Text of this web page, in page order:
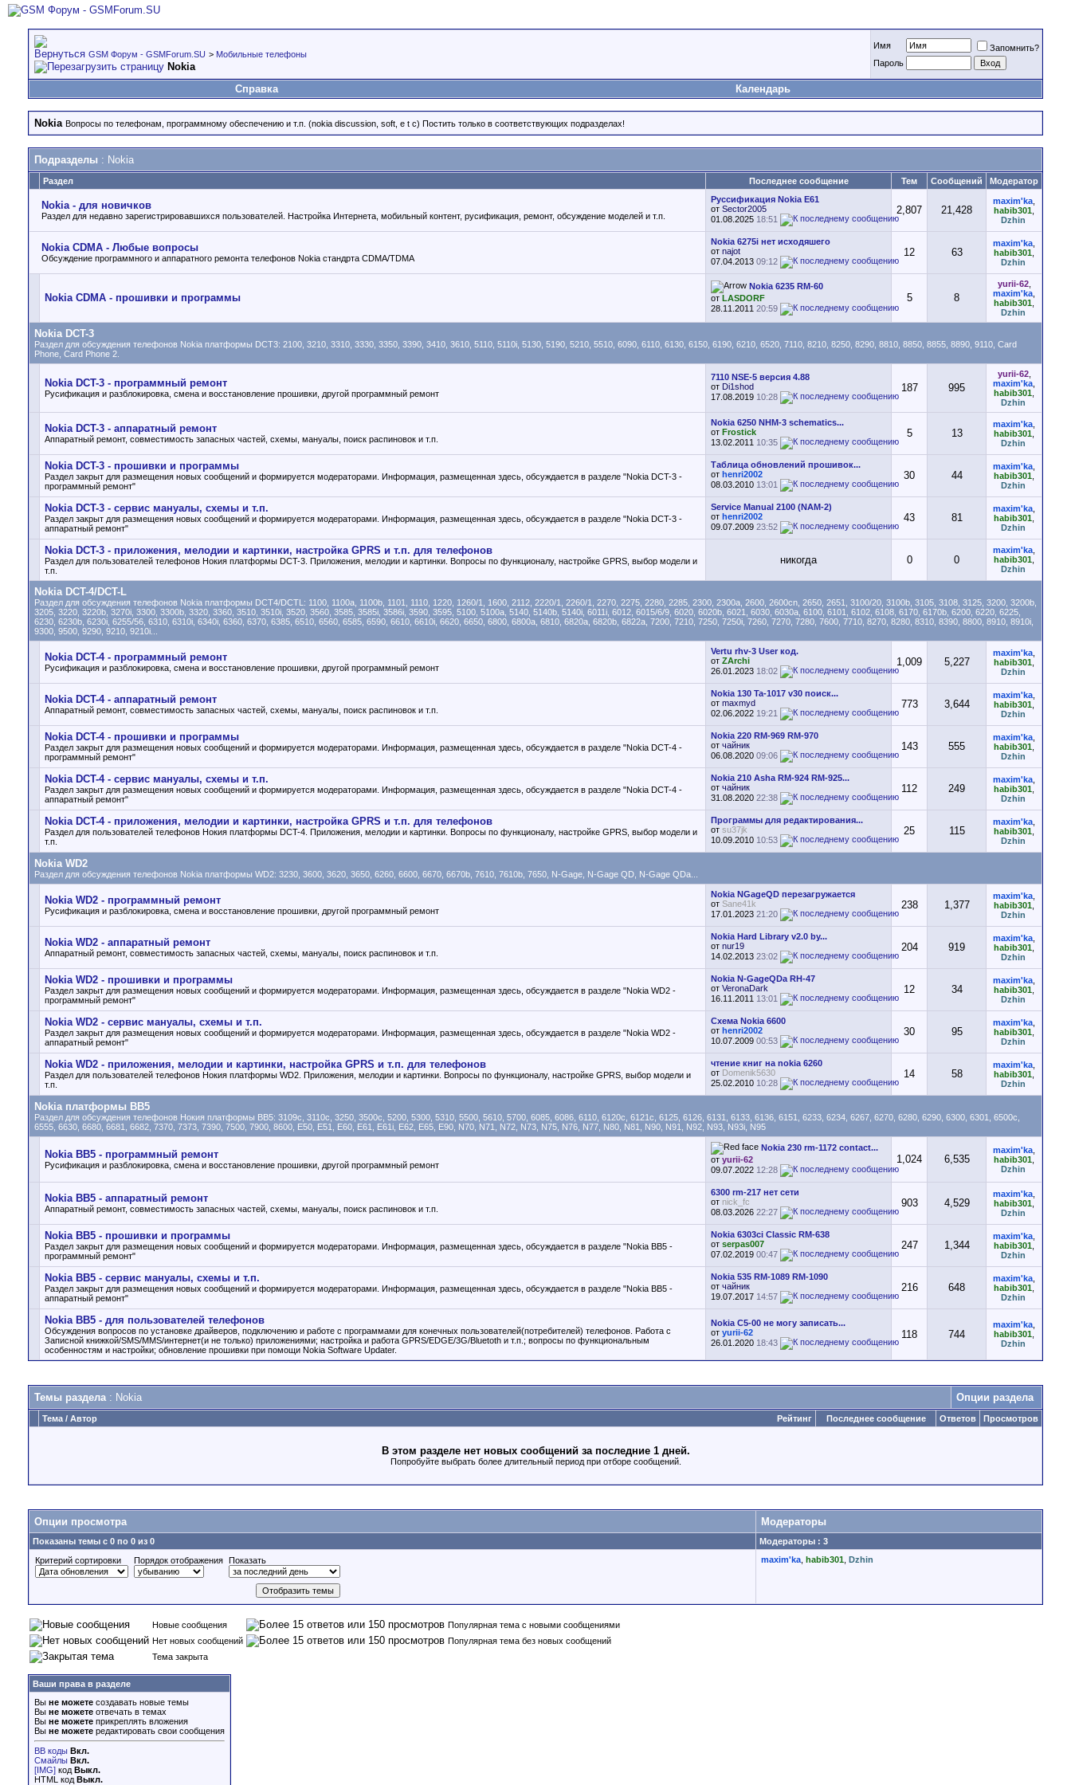
GSM Форум - GSMForum.SU > Мобильные телефоны
Nokia
Имя
Запомнить?
Пароль
Справка Календарь
Nokia Вопросы по телефонам, программному обеспечению и т.п. (nokia discussion, soft, e t c) Постить только в соответствующих подразделах!
Подразделы : Nokia
Раздел Последнее сообщение Тем Сообщений Модератор
Nokia - для новичков
Раздел для недавно зарегистрировавшихся пользователей. Настройка Интернета, мобильный контент, русификация, ремонт, обсуждение моделей и т.п.
Руссификация Nokia E61
от Sector2005
01.08.2025 18:51
2,807 21,428
maxim'ka
habib301
Dzhin
Nokia CDMA - Любые вопросы
Обсуждение программного и аппаратного ремонта телефонов Nokia стандрта CDMA/TDMA
Nokia 6275i нет исходяшего
от najot
07.04.2013 09:12
12 63
maxim'ka
habib301
Dzhin
Nokia CDMA - прошивки и программы
Nokia 6235 RM-60
от LASDORF
28.11.2011 20:59
5 8
yurii-62,
maxim'ka
habib301
Dzhin
Nokia DCT-3
Раздел для обсуждения телефонов Nokia платформы DCT3: 2100, 3210, 3310, 3330, 3350, 3390, 3410, 3610, 5110, 5110i, 5130, 5190, 5210, 5510, 6090, 6110, 6130, 6150, 6190, 6210, 6520, 7110, 8210, 8250, 8290, 8810, 8850, 8855, 8890, 9110, Card
Phone, Card Phone 2.
Nokia DCT-3 - программный ремонт
Русификация и разблокировка, смена и восстановление прошивки, другой программный ремонт
7110 NSE-5 версия 4.88
от Di1shod
17.08.2019 10:28
187 995
yurii-62,
maxim'ka
habib301
Dzhin
Nokia DCT-3 - аппаратный ремонт
Аппаратный ремонт, совместимость запасных частей, схемы, мануалы, поиск распиновок и т.п.
Nokia 6250 NHM-3 schematics...
от Frostick
13.02.2011 10:35
5 13
maxim'ka
habib301
Dzhin
Nokia DCT-3 - прошивки и программы
Раздел закрыт для размещения новых сообщений и формируется модераторами. Информация, размещенная здесь, обсуждается в разделе "Nokia DCT-3 -
программный ремонт"
Таблица обновлений прошивок...
от henri2002
08.03.2010 13:01
30 44
maxim'ka
habib301
Dzhin
Nokia DCT-3 - cервис мануалы, схемы и т.п.
Раздел закрыт для размещения новых сообщений и формируется модераторами. Информация, размещенная здесь, обсуждается в разделе "Nokia DCT-3 -
аппаратный ремонт"
Service Manual 2100 (NAM-2)
от henri2002
09.07.2009 23:52
43 81
maxim'ka
habib301
Dzhin
Nokia DCT-3 - приложения, мелодии и картинки, настройка GPRS и т.п. для телефонов
Раздел для пользователей телефонов Нокия платформы DCT-3. Приложения, мелодии и картинки. Вопросы по функционалу, настройке GPRS, выбор модели и
т.п.
никогда 0 0
maxim'ka
habib301
Dzhin
Nokia DCT-4/DCT-L
Раздел для обсуждения телефонов Nokia платформы DCT4/DCTL: 1100, 1100a, 1100b, 1101, 1110, 1220, 1260/1, 1600, 2112, 2220/1, 2260/1, 2270, 2275, 2280, 2285, 2300, 2300a, 2600, 2600cn, 2650, 2651, 3100/20, 3100b, 3105, 3108, 3125, 3200, 3200b,
3205, 3220, 3220b, 3270i, 3300, 3300b, 3320, 3360, 3510, 3510i, 3520, 3560, 3585, 3585i, 3586i, 3590, 3595, 5100, 5100a, 5140, 5140b, 5140i, 6011i, 6012, 6015/6/9, 6020, 6020b, 6021, 6030, 6030a, 6100, 6101, 6102, 6108, 6170, 6170b, 6200, 6220, 6225,
6230, 6230b, 6230i, 6255/56, 6310, 6310i, 6340i, 6360, 6370, 6385, 6510, 6560, 6585, 6590, 6610, 6610i, 6620, 6650, 6800, 6800a, 6810, 6820a, 6820b, 6822a, 7200, 7210, 7250, 7250i, 7260, 7270, 7280, 7600, 7710, 8270, 8280, 8310, 8390, 8800, 8910, 8910i,
9300, 9500, 9290, 9210, 9210i...
Nokia DCT-4 - программный ремонт
Русификация и разблокировка, смена и восстановление прошивки, другой программный ремонт
Vertu rhv-3 User код.
от ZArchi
26.01.2023 18:02
1,009 5,227
maxim'ka
habib301
Dzhin
Nokia DCT-4 - аппаратный ремонт
Аппаратный ремонт, совместимость запасных частей, схемы, мануалы, поиск распиновок и т.п.
Nokia 130 Ta-1017 v30 поиск...
от maxmyd
02.06.2022 19:21
773 3,644
maxim'ka
habib301
Dzhin
Nokia DCT-4 - прошивки и программы
Раздел закрыт для размещения новых сообщений и формируется модераторами. Информация, размещенная здесь, обсуждается в разделе "Nokia DCT-4 -
программный ремонт"
Nokia 220 RM-969 RM-970
от чайник
06.08.2020 09:06
143 555
maxim'ka
habib301
Dzhin
Nokia DCT-4 - cервис мануалы, схемы и т.п.
Раздел закрыт для размещения новых сообщений и формируется модераторами. Информация, размещенная здесь, обсуждается в разделе "Nokia DCT-4 -
аппаратный ремонт"
Nokia 210 Asha RM-924 RM-925...
от чайник
31.08.2020 22:38
112 249
maxim'ka
habib301
Dzhin
Nokia DCT-4 - приложения, мелодии и картинки, настройка GPRS и т.п. для телефонов
Раздел для пользователей телефонов Нокия платформы DCT-4. Приложения, мелодии и картинки. Вопросы по функционалу, настройке GPRS, выбор модели и
т.п.
Программы для редактирования...
от su37jk
10.09.2010 10:53
25 115
maxim'ka
habib301
Dzhin
Nokia WD2
Раздел для обсуждения телефонов Nokia платформы WD2: 3230, 3600, 3620, 3650, 6260, 6600, 6670, 6670b, 7610, 7610b, 7650, N-Gage, N-Gage QD, N-Gage QDa...
Nokia WD2 - программный ремонт
Русификация и разблокировка, смена и восстановление прошивки, другой программный ремонт
Nokia NGageQD перезагружается
от Sane41k
17.01.2023 21:20
238 1,377
maxim'ka
habib301
Dzhin
Nokia WD2 - аппаратный ремонт
Аппаратный ремонт, совместимость запасных частей, схемы, мануалы, поиск распиновок и т.п.
Nokia Hard Library v2.0 by...
от nur19
14.02.2013 23:02
204 919
maxim'ka
habib301
Dzhin
Nokia WD2 - прошивки и программы
Раздел закрыт для размещения новых сообщений и формируется модераторами. Информация, размещенная здесь, обсуждается в разделе "Nokia WD2 -
программный ремонт"
Nokia N-GageQDa RH-47
от VeronaDark
16.11.2011 13:01
12 34
maxim'ka
habib301
Dzhin
Nokia WD2 - cервис мануалы, схемы и т.п.
Раздел закрыт для размещения новых сообщений и формируется модераторами. Информация, размещенная здесь, обсуждается в разделе "Nokia WD2 -
аппаратный ремонт"
Схема Nokia 6600
от henri2002
10.07.2009 00:53
30 95
maxim'ka
habib301
Dzhin
Nokia WD2 - приложения, мелодии и картинки, настройка GPRS и т.п. для телефонов
Раздел для пользователей телефонов Нокия платформы WD2. Приложения, мелодии и картинки. Вопросы по функционалу, настройке GPRS, выбор модели и
т.п.
чтение книг на nokia 6260
от Domenik5630
25.02.2010 10:28
14 58
maxim'ka
habib301
Dzhin
Nokia платформы BB5
Раздел для обсуждения телефонов Нокия платформы BB5: 3109c, 3110c, 3250, 3500c, 5200, 5300, 5310, 5500, 5610, 5700, 6085, 6086, 6110, 6120c, 6121c, 6125, 6126, 6131, 6133, 6136, 6151, 6233, 6234, 6267, 6270, 6280, 6290, 6300, 6301, 6500c,
6555, 6630, 6680, 6681, 6682, 7370, 7373, 7390, 7500, 7900, 8600, E50, E51, E60, E61, E61i, E62, E65, E90, N70, N71, N72, N73, N75, N76, N77, N80, N81, N90, N91, N92, N93, N93i, N95
Nokia BB5 - программный ремонт
Русификация и разблокировка, смена и восстановление прошивки, другой программный ремонт
Nokia 230 rm-1172 contact...
от yurii-62
09.07.2022 12:28
1,024 6,535
maxim'ka
habib301
Dzhin
Nokia BB5 - аппаратный ремонт
Аппаратный ремонт, совместимость запасных частей, схемы, мануалы, поиск распиновок и т.п.
6300 rm-217 нет сети
от nick_fc
08.03.2026 22:27
903 4,529
maxim'ka
habib301
Dzhin
Nokia BB5 - прошивки и программы
Раздел закрыт для размещения новых сообщений и формируется модераторами. Информация, размещенная здесь, обсуждается в разделе "Nokia BB5 -
программный ремонт"
Nokia 6303ci Classic RM-638
от serpas007
07.02.2019 00:47
247 1,344
maxim'ka
habib301
Dzhin
Nokia BB5 - cервис мануалы, схемы и т.п.
Раздел закрыт для размещения новых сообщений и формируется модераторами. Информация, размещенная здесь, обсуждается в разделе "Nokia BB5 -
аппаратный ремонт"
Nokia 535 RM-1089 RM-1090
от чайник
19.07.2017 14:57
216 648
maxim'ka
habib301
Dzhin
Nokia BB5 - для пользователей телефонов
Обсуждения вопросов по установке драйверов, подключению и работе с программами для конечных пользователей(потребителей) телефонов. Работа с
Записной книжкой/SMS/MMS/интернет(и не только) приложениями; настройка и работа GPRS/EDGE/3G/Bluetoth и т.п.; вопросы по функциональным
особенностям и настройки; обновление прошивки при помощи Nokia Software Updater.
Nokia C5-00 не могу записать...
от yurii-62
26.01.2020 18:43
118 744
maxim'ka
habib301
Dzhin
Темы раздела: Nokia Опции раздела
Рейтинг
Тема / Автор Последнее сообщение Ответов Просмотров
В этом разделе нет новых сообщений за последние 1 дней.
Попробуйте выбрать более длительный период при отборе сообщений.
Опции просмотра Модераторы
Показаны темы с 0 по 0 из 0
Модераторы : 3
Критерий сортировки
Порядок отображения Показать maxim'ka habib301 Dzhin
Новые сообщения
Популярная тема с новыми сообщениями
Нет новых сообщений
Популярная тема без новых сообщений
Тема закрыта
Ваши права в разделе
Вы не можете создавать новые темы
Вы не можете отвечать в темах
Вы не можете прикреплять вложения
Вы не можете редактировать свои сообщения
BB коды Вкл.
Смайлы Вкл.
[IMG] код Выкл.
HTML код Выкл.